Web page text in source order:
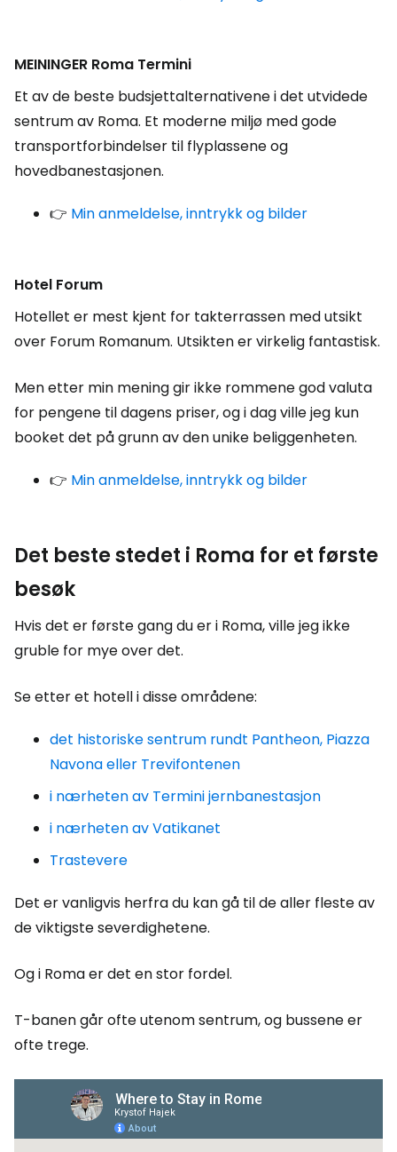
MEININGER Roma Termini
Et av de beste budsjettalternativene i det utvidede
sentrum av Roma. Et moderne miljø med gode
transportforbindelser til flyplassene og
hovedbanestasjonen.
👉 Min anmeldelse, inntrykk og bilder
Hotel Forum
Hotellet er mest kjent for takterrassen med utsikt
over Forum Romanum. Utsikten er virkelig fantastisk.
Men etter min mening gir ikke rommene god valuta
for pengene til dagens priser, og i dag ville jeg kun
booket det på grunn av den unike beliggenheten.
👉 Min anmeldelse, inntrykk og bilder
Det beste stedet i Roma for et første
besøk
Hvis det er første gang du er i Roma, ville jeg ikke
gruble for mye over det.
Se etter et hotell i disse områdene:
det historiske sentrum rundt Pantheon, Piazza
Navona eller Trevifontenen
i nærheten av Termini jernbanestasjon
i nærheten av Vatikanet
Trastevere
Det er vanligvis herfra du kan gå til de aller fleste av
de viktigste severdighetene.
Og i Roma er det en stor fordel.
T-banen går ofte utenom sentrum, og bussene er
ofte trege.